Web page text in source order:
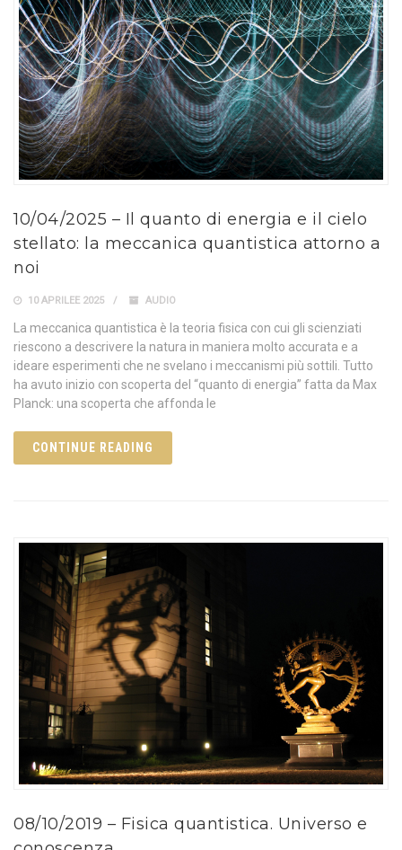
10/04/2025 – Il quanto di energia e il cielo
stellato: la meccanica quantistica attorno a
noi
10 APRILEE 2025 AUDIO
La meccanica quantistica è la teoria fisica con cui gli scienziati
riescono a descrivere la natura in maniera molto accurata e a
ideare esperimenti che ne svelano i meccanismi più sottili. Tutto
ha avuto inizio con scoperta del “quanto di energia” fatta da Max
Planck: una scoperta che affonda le
CONTINUE READING
08/10/2019 – Fisica quantistica. Universo e